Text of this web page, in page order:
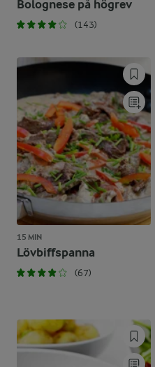
Bolognese på högrev
(143)
15 MIN
Lövbiffspanna
(67)